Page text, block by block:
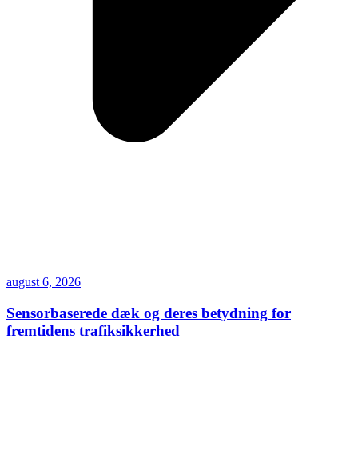
august 6, 2026
Sensorbaserede dæk og deres betydning for
fremtidens trafiksikkerhed